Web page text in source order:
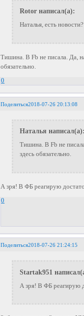
Rotor написал(а):
Наталья, есть
Тишина. В Fb не писала. Да,
обязательно.
0
Поделиться2018-07-26 20:13:08
Наталья
Тишина. В Fb не
здесь обязательно.
А зря! В ФБ реагирую
0
Поделиться2018-07-26 21:24:15
Startak951
А зря! В ФБ реагирую